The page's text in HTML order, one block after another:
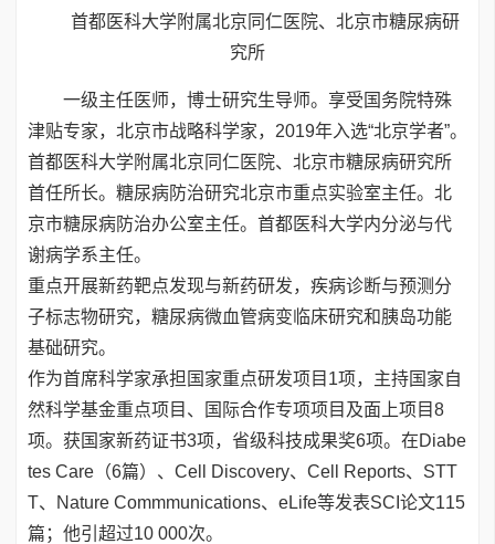
首都医科大学附属北京同仁医院、北京市糖尿病研
究所
一级主任医师，博士研究生导师。享受国务院特殊
津贴专家，北京市战略科学家，2019年入选“北京学者”。
首都医科大学附属北京同仁医院、北京市糖尿病研究所
首任所长。糖尿病防治研究北京市重点实验室主任。北
京市糖尿病防治办公室主任。首都医科大学内分泌与代
谢病学系主任。
重点开展新药靶点发现与新药研发，疾病诊断与预测分
子标志物研究，糖尿病微血管病变临床研究和胰岛功能
基础研究。
作为首席科学家承担国家重点研发项目1项，主持国家自
然科学基金重点项目、国际合作专项项目及面上项目8
项。获国家新药证书3项，省级科技成果奖6项。在Diabe
tes Care（6篇）、Cell Discovery、Cell Reports、STT
T、Nature Commmunications、eLife等发表SCI论文115
篇；他引超过10 000次。